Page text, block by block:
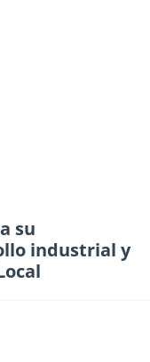
su
industrial y